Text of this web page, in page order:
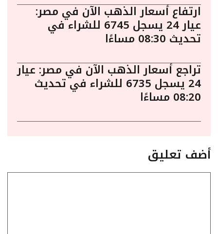
ارتفاع أسعار الذهب الآن في مصر:
عيار 24 يسجل 6745 للشراء في
تحديث 08:30 مساءًا
تراجع أسعار الذهب الآن في مصر: عيار
24 يسجل 6735 للشراء في تحديث
08:20 مساءًا
أضف تعليق